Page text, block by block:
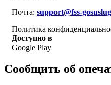
Почта: support@fss-
Политика
Доступно в
Google Play
Сообщить об